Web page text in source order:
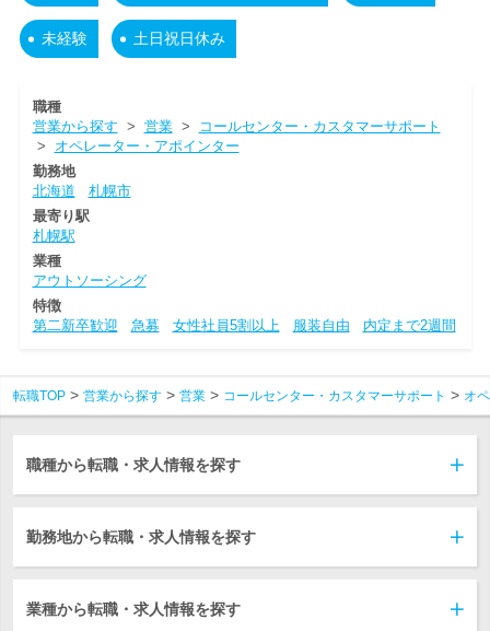
未経験 土日祝日休み
職種
営業から探す > 営業>
コールセンター・カスタマーサポート
> オペレーター・アポインター
勤務地
北海道
札幌市
最寄り駅
札幌駅
業種
アウトソーシング
特徴
第二新卒歓迎
急募 女性社員5割以上 服装自由 内定まで2週間
転職TOP 営業から探す 営業 コールセンター・カスタマーサポート オ
職種から転職・求人情報を探す
勤務地から転職・求人情報を探す
業種から転職・求人情報を探す